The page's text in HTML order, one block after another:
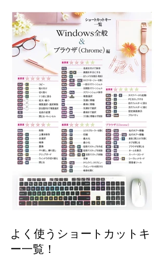
よく使うショートカットキ
ー一覧！